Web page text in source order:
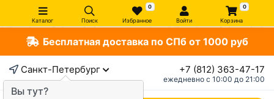
Каталог Поиск
0
Избранное Войти
0
Корзина
Бесплатная доставка по СПб от 1000 руб
Санкт-Петербург +7 (812) 363-47-17
ежедневно c 10:00 до 21:00
Вы тут?